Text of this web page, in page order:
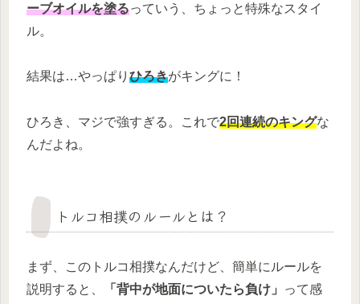
ーブオイルを塗るっていう、ちょっと特殊なスタイ
ル。
結果は…やっぱり ひろきがキングに！
ひろき、マジで強すぎる。これで2回連続のキングな
んだよね。
トルコ相撲のルールとは？
まず、このトルコ相撲なんだけど、簡単にルールを
説明すると、
「背中が地面についたら負け」
って感